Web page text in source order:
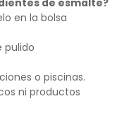
en la bolsa
pulido
o piscinas.
ni productos